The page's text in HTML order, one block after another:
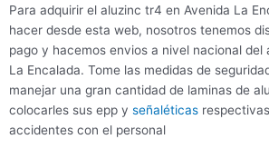
Para adquirir el aluzinc tr4 en Avenida La
hacer desde esta web, nosotros tenemos
pago y hacemos envios a nivel nacional del
La Encalada. Tome las medidas de
manejar una gran cantidad de laminas de
colocarles sus epp y señaléticas
accidentes con el personal